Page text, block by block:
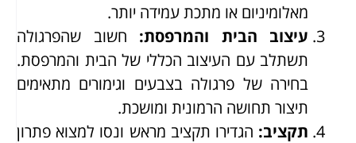
מאלומיניום או מתכת עמידה יותר.
עיצוב הבית והמרפסת: חשוב שהפרגולה
תשתלב עם העיצוב הכללי של הבית והמרפסת.
בחירה של פרגולה בצבעים וגימורים מתאימים
תיצור תחושה הרמונית ומושכת.
תקציב: הגדירו תקציב מראש ונסו למצוא פתרון